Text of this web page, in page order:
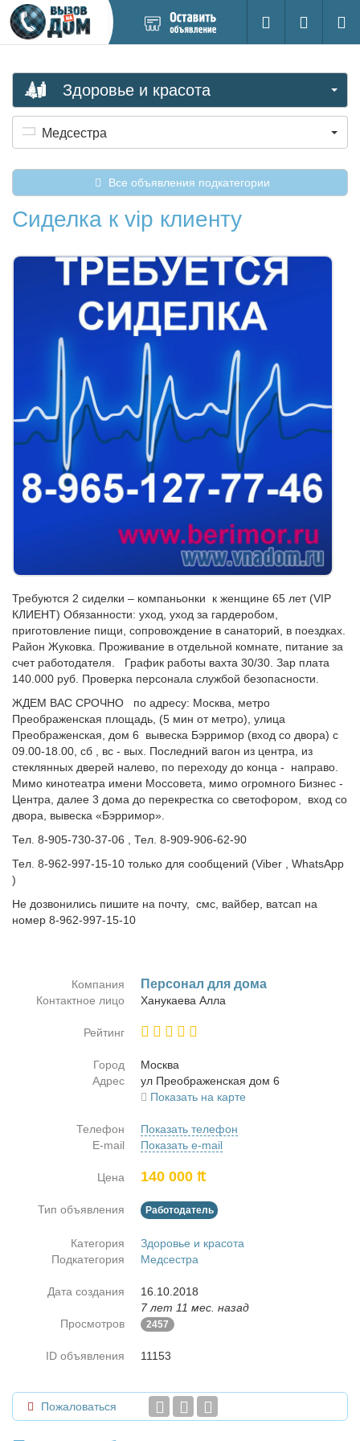
новое
Поиск
Вход на
Здоровье и красота
Медсестра
Все объявления подкатегории
Сиделка к vip клиенту
Требуются 2 сиделки – компаньонки к женщине 65 лет (VIP
КЛИЕНТ) Обязанности: уход, уход за гардеробом,
приготовление пищи, сопровождение в санаторий, в поездках.
Район Жуковка. Проживание в отдельной комнате, питание за
счет работодателя. График работы вахта 30/30. Зар плата
140.000 руб. Проверка персонала службой безопасности.
ЖДЕМ ВАС СРОЧНО по адресу: Москва, метро
Преображенская площадь, (5 мин от метро), улица
Преображенская, дом 6 вывеска Бэрримор (вход со двора) с
09.00-18.00, сб , вс - вых. Последний вагон из центра, из
стеклянных дверей налево, по переходу до конца - направо.
Мимо кинотеатра имени Моссовета, мимо огромного Бизнес -
Центра, далее 3 дома до перекрестка со светофором, вход со
двора, вывеска «Бэрримор».
Тел. 8-905-730-37-06 , Тел. 8-909-906-62-90
Тел. 8-962-997-15-10 только для сообщений (Viber , WhatsApp
)
Не дозвонились пишите на почту, смс, вайбер, ватсап на
номер 8-962-997-15-10
Компания Пер­со­нал для до­ма
Контактное лицо Ха­ну­ка­е­ва Ал­ла
Рейтинг
Город
Москва
Адрес
ул Пре­об­ра­жен­ская дом 6
Показать на карте
Телефон
Показать телефон
E-mail
Показать e-mail
Цена 140 000 ₶
Тип объявления Работодатель
Категория
Здоровье и красота
Подкатегория
Медсестра
Дата создания
16.10.2018
7 лет 11 мес. назад
Просмотров
2457
ID объявления 11153
Пожаловаться